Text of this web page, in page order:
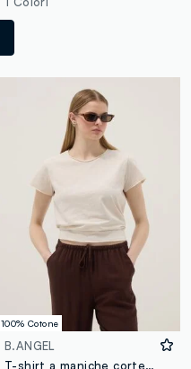
100% Cotone
B.ANGEL
T-shirt a maniche corte in puro cotone beige regular fit